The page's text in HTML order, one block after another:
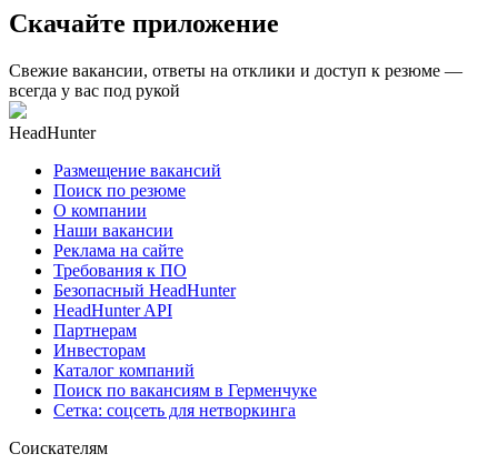
Скачайте приложение
Свежие вакансии, ответы на отклики и доступ к резюме —
всегда у вас под рукой
HeadHunter
Размещение вакансий
Поиск по резюме
О компании
Наши вакансии
Реклама на сайте
Требования к ПО
Безопасный HeadHunter
HeadHunter API
Партнерам
Инвесторам
Каталог компаний
Поиск по вакансиям в Герменчуке
Сетка: соцсеть для нетворкинга
Соискателям